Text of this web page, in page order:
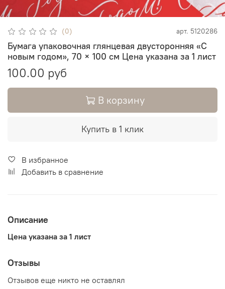
(0) арт. 5120286
Бумага упаковочная глянцевая двусторонняя «С
новым годом», 70 × 100 см Цена указана за 1 лист
100.00 руб
В корзину
Купить в 1 клик
В избранное
Добавить в сравнение
Описание
Цена указана за 1 лист
Отзывы
Отзывов еще никто не оставлял